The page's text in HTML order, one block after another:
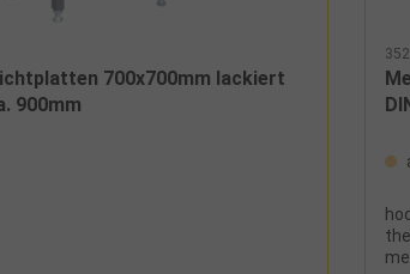
700x700mm lackiert
900mm